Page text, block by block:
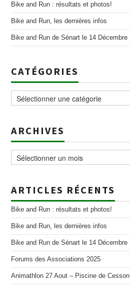
Bike and Run : résultats et photos!
Bike and Run, les dernières infos
Bike and Run de Sénart le 14 Décembre
CATÉGORIES
ARCHIVES
ARTICLES RÉCENTS
Bike and Run : résultats et photos!
Bike and Run, les dernières infos
Bike and Run de Sénart le 14 Décembre
Forums des Associations 2025
Animathlon 27 Aout – Piscine de Cesson